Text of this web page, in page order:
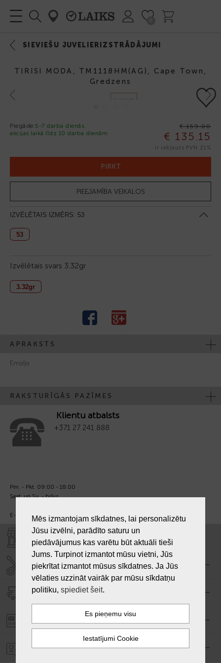
SIEVIEŠU JUVELIERIZSTRĀDĀJUMI
TIRISI MODA, TM1118HM(AG), Cape Town,
Gredzens
Previous
SUDRABS
Next
Piegāde:5-7 darba dienās,
akcijas laikā līdz 10 darba dienām
€ 159.00
€ 135.15
ir iekļauts PVN 21%
PIRKT
PIEEJAMĪBA VEIKALOS
IZVĒLĒTAIS IZMĒRS: 53
53
Izvēlētais svars 3.32gr
3.32gr
APRAKSTS
Emalja
RAKSTURĪGĀS PAZĪMES
Klientu atbalsts
+371 27 241 888
Pm. - Pkt. 09:00 - 18:00
Sest. un Sv. - brīvs.
E-pasts:info@laiksjewellery.lv
VEIKALI "LAIKS"
SERVISA CENTRS "LAIKS"
PIEGĀDE
PASŪTĪJUMA APMAKSA
GARANTIJA
Mēs izmantojam sīkdatnes, lai personalizētu
Jūsu izvēlni, parādīto saturu un
piedāvājumus kas varētu būt aktuāli tieši
Jums. Turpinot izmantot mūsu vietni, Jūs
piekrītat izmantot mūsus sīkdatnes. Ja Jūs
vēlaties uzzināt vairāk par mūsu sīkdatņu
politiku, spiediet šeit.